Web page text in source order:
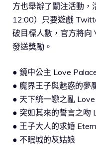
方也舉辦了關注活動
12:00）只要遊戲
破目標人數，官方將向
發送獎勵。
● 鏡中公主 Love
● 魔界王子與魅惑的夢
● 天下統一戀之亂
● 突如其來的誓言之吻
● 王子大人的求婚
● 不眠城的灰姑娘